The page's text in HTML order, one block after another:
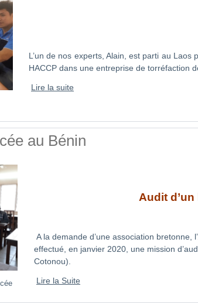
L’un de nos experts, Alain, est parti au
HACCP dans une entreprise de torréfaction
Lire la suite
au Bénin
Audit
A la demande d’une association bretonne,
effectué, en janvier 2020, une mission
Cotonou).
Lire la Suite